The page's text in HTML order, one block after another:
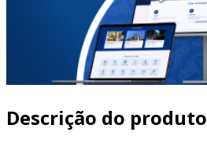
Descrição do produto